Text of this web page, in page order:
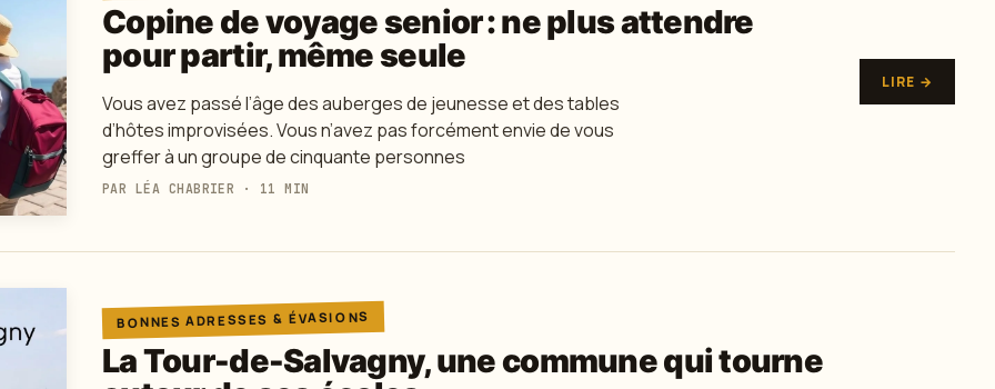
Copine de voyage senior : ne plus attendre
pour partir, même seule
Vous avez passé l’âge des auberges de jeunesse et des tables
d’hôtes improvisées. Vous n’avez pas forcément envie de vous
greffer à un groupe de cinquante personnes
PAR LÉA CHABRIER · 11 MIN
LIRE →
BONNES ADRESSES & ÉVASIONS
La Tour-de-Salvagny, une commune qui tourne